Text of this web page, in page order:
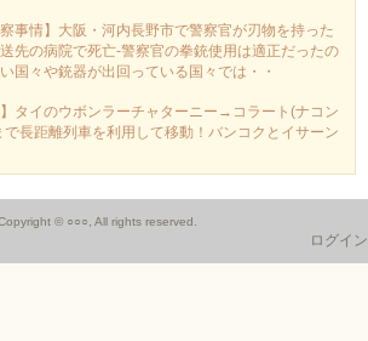
事情】大阪・河内長野市で警察官が刃物を持った
先の病院で死亡-警察官の拳銃使用は適正だったの
国々や銃器が出回っている国々では・・
】タイのウボンラーチャターニー→コラート(ナコン
長距離列車を利用して移動！バンコクとイサーン
© ○○○, All rights reserved.
ログイン